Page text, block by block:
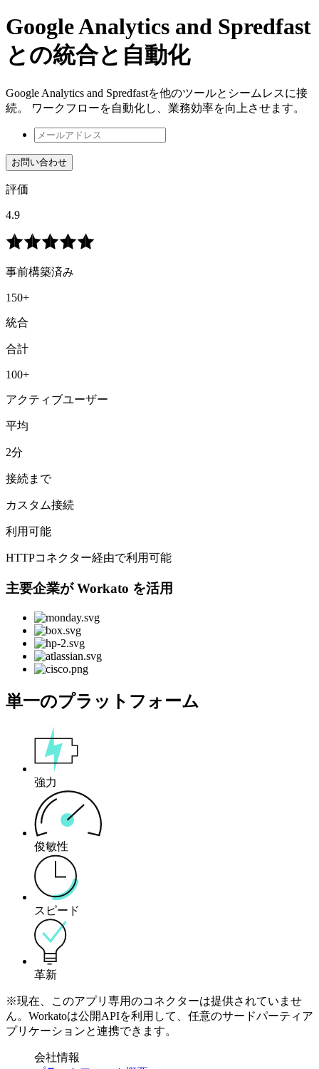
Google Analytics and Spredfast
との統合と自動化
Google Analytics and Spredfastを他のツールとシームレスに接
続。 ワークフローを自動化し、業務効率を向上させます。
お問い合わせ
評価
4.9
事前構築済み
150+
統合
合計
100+
アクティブユーザー
平均
2分
接続まで
カスタム接続
利用可能
HTTPコネクター経由で利用可能
主要企業が Workato を活用
単一のプラットフォーム
強力
俊敏性
スピード
革新
※現在、このアプリ専用のコネクターは提供されていませ
ん。Workatoは公開APIを利用して、任意のサードパーティア
プリケーションと連携できます。
会社情報